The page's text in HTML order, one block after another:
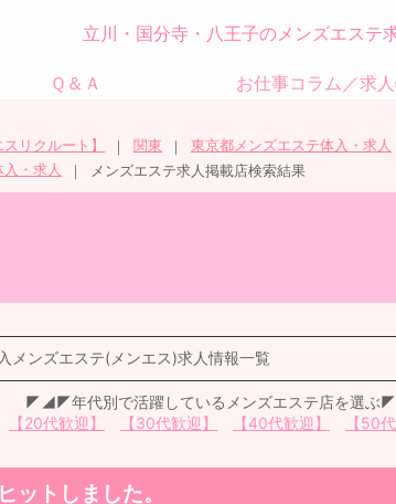
立川・国分寺・八王子のメンズエステ
Ｑ＆Ａ お仕事コラム／求
リクルート】 関東
東京都メンズエステ体入・求人
・求人
メンズエステ求人掲載店検索結果
メンズエステ(メンエス)求人情報一覧
◤◢◤年代別で活躍しているメンズエステ店を選
【20代歓迎】
【30代歓迎】 【40代歓迎】 【50
ットしました。